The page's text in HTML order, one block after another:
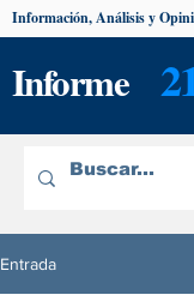
Informe
Información, Análisis y
Entrada